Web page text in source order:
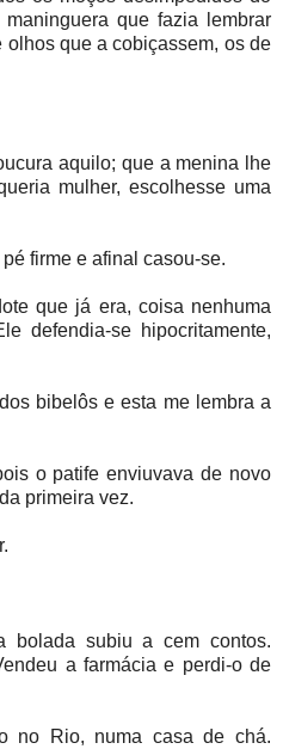
que fazia lembrar
olhos que a cobiçassem, os de
aquilo; que a menina lhe
mulher, escolhesse uma
firme e afinal casou-se.
que já era, coisa nenhuma
defendia-se hipocritamente,
bibelôs e esta me lembra a
o patife enviuvava de novo
primeira vez.
subiu a cem contos.
a farmácia e perdi-o de
no Rio, numa casa de chá.